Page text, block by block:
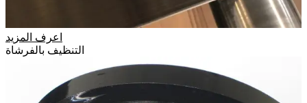
اعرف المزيد
التنظيف بالفرشاة